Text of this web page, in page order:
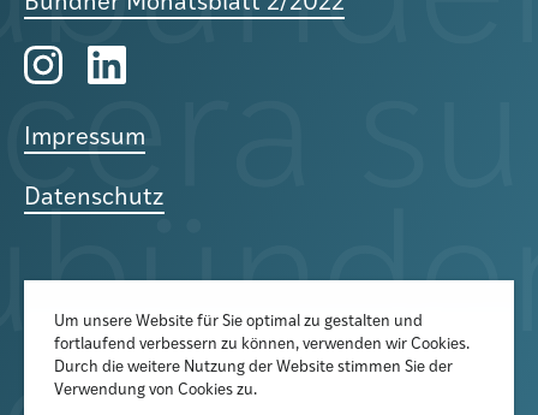
Impressum
Datenschutz
Der Newsletter informiert über
aktuelle Veranstaltungen,
Um unsere Website für Sie optimal zu gestalten und
fortlaufend verbessern zu können, verwenden wir Cookies.
Durch die weitere Nutzung der Website stimmen Sie der
Verwendung von Cookies zu.